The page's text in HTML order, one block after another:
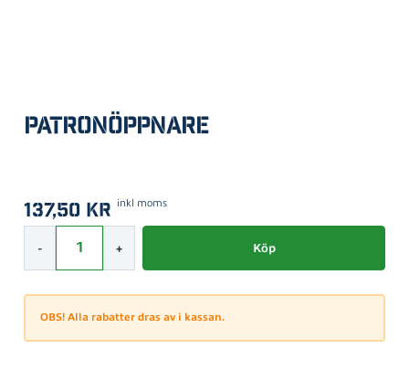
Patronöppnare
137,50 kr inkl moms
- + Köp
OBS! Alla rabatter dras av i kassan.